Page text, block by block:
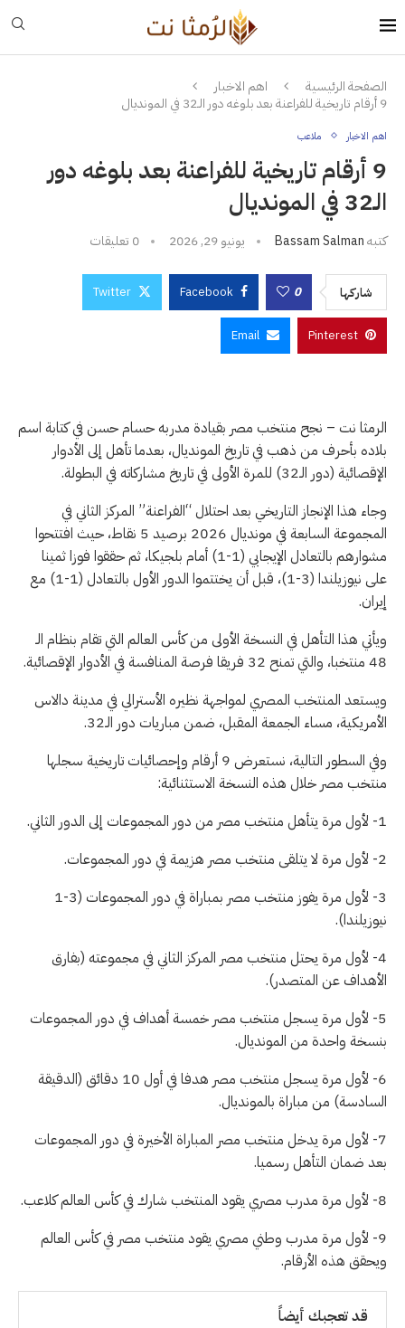
الصفحة الرئيسية
اهم الاخبار
9 أرقام تاريخية للفراعنة بعد بلوغه دور الـ32 في المونديال
اهم الاخبار ملاعب
9 أرقام تاريخية للفراعنة بعد بلوغه دور
الـ32 في المونديال
كتبهBassam Salman يونيو 29, 2026 0 تعليقات
شاركها 0
Facebook
Twitter
Pinterest
Email
الرمثا نت – نجح منتخب مصر بقيادة مدربه حسام حسن في كتابة اسم
بلاده بأحرف من ذهب في تاريخ المونديال، بعدما تأهل إلى الأدوار
الإقصائية (دور الـ32) للمرة الأولى في تاريخ مشاركاته في البطولة.
وجاء هذا الإنجاز التاريخي بعد احتلال “الفراعنة” المركز الثاني في
المجموعة السابعة في مونديال 2026 برصيد 5 نقاط، حيث افتتحوا
مشوارهم بالتعادل الإيجابي (1-1) أمام بلجيكا، ثم حققوا فوزا ثمينا
على نيوزيلندا (3-1)، قبل أن يختتموا الدور الأول بالتعادل (1-1) مع
إيران.
ويأتي هذا التأهل في النسخة الأولى من كأس العالم التي تقام بنظام الـ
48 منتخبا، والتي تمنح 32 فريقا فرصة المنافسة في الأدوار الإقصائية.
ويستعد المنتخب المصري لمواجهة نظيره الأسترالي في مدينة دالاس
الأمريكية، مساء الجمعة المقبل، ضمن مباريات دور الـ32.
وفي السطور التالية، نستعرض 9 أرقام وإحصائيات تاريخية سجلها
منتخب مصر خلال هذه النسخة الاستثنائية:
1- لأول مرة يتأهل منتخب مصر من دور المجموعات إلى الدور الثاني.
2- لأول مرة لا يتلقى منتخب مصر هزيمة في دور المجموعات.
3- لأول مرة يفوز منتخب مصر بمباراة في دور المجموعات (3-1
نيوزيلندا).
4- لأول مرة يحتل منتخب مصر المركز الثاني في مجموعته (بفارق
الأهداف عن المتصدر).
5- لأول مرة يسجل منتخب مصر خمسة أهداف في دور المجموعات
بنسخة واحدة من المونديال.
6- لأول مرة يسجل منتخب مصر هدفا في أول 10 دقائق (الدقيقة
السادسة) من مباراة بالمونديال.
7- لأول مرة يدخل منتخب مصر المباراة الأخيرة في دور المجموعات
بعد ضمان التأهل رسميا.
8- لأول مرة مدرب مصري يقود المنتخب شارك في كأس العالم كلاعب.
9- لأول مرة مدرب وطني مصري يقود منتخب مصر في كأس العالم
ويحقق هذه الأرقام.
قد تعجبك أيضاً